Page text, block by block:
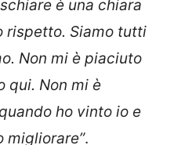
è una chiara
rispetto. Siamo tutti
Non mi è piaciuto
qui. Non mi è
ho vinto io e
migliorare”.